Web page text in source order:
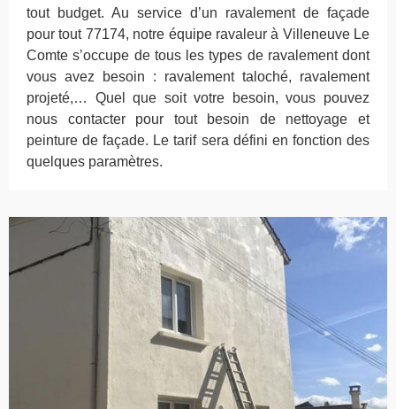
tout budget. Au service d’un ravalement de façade
pour tout 77174, notre équipe ravaleur à Villeneuve Le
Comte s’occupe de tous les types de ravalement dont
vous avez besoin : ravalement taloché, ravalement
projeté,… Quel que soit votre besoin, vous pouvez
nous contacter pour tout besoin de nettoyage et
peinture de façade. Le tarif sera défini en fonction des
quelques paramètres.